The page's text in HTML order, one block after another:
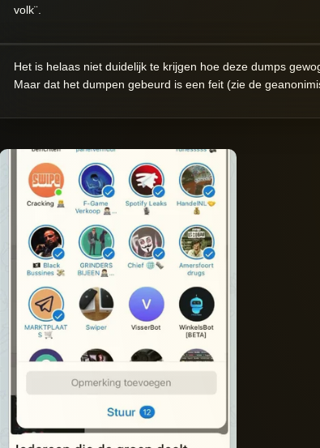
volk¨.
Het is helaas niet duidelijk te krijgen hoe deze dumps
Maar dat het dumpen gebeurd is een feit (zie de